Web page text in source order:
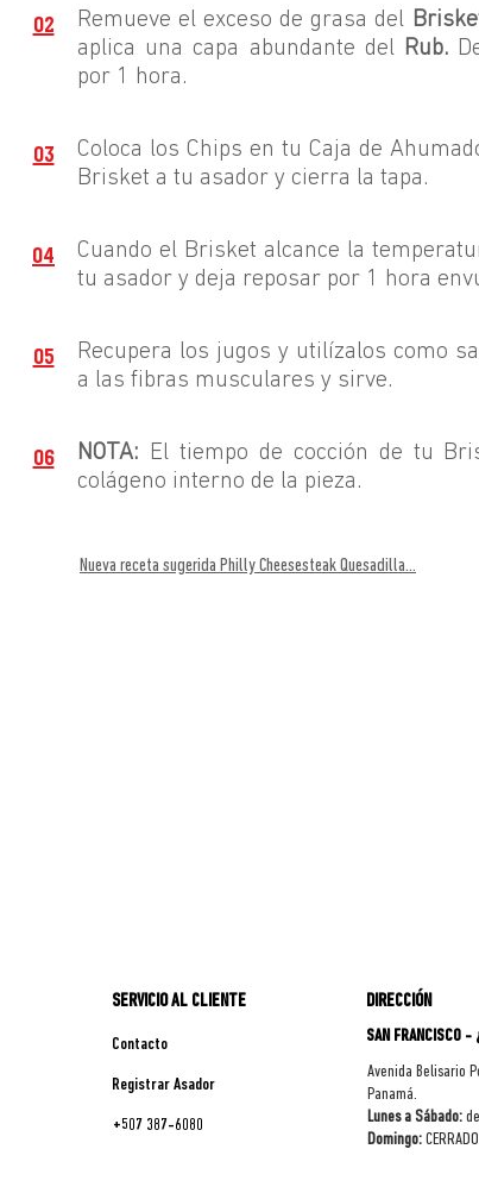
02 Remueve el exceso de grasa del
aplica una capa abundante del Rub.
por 1 hora.
03
Coloca los Chips en tu Caja de
Brisket a tu asador y cierra la tapa.
04
Cuando el Brisket alcance la
tu asador y deja reposar por 1 hora
05 Recupera los jugos y utilízalos como
a las fibras musculares y sirve.
06 NOTA: El tiempo de cocción de tu
colágeno interno de la pieza.
Nueva receta sugerida Philly Cheesesteak Quesadilla...
SERVICIO AL CLIENTE
Contacto
Registrar Asador
+507 387-6080
DIRECCIÓN
SAN FRANCISCO
Avenida Belisario
Panamá.
Lunes a Sábado:
Domingo: